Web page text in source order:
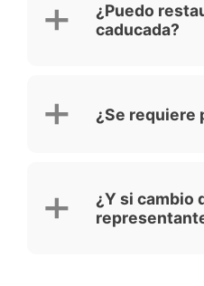
¿Puedo
caducada?
¿Se requiere
¿Y si cambio